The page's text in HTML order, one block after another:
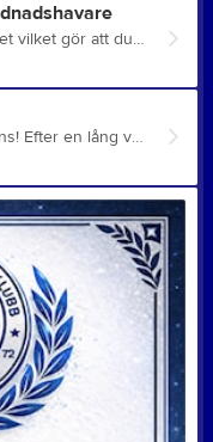
Vår förening är nu ansluten till Fritidskortet vilket gör att du som vårdnadshavare till barn mellan 7 och 16 år kan använda det för att betala avier från oss. Innan du gör det är det viktigt att du läst igenom dessa steg för att det ska fungera. 1 - För att kunna använda Fritidskortet behöver du fått en avi från oss. 2 - Logga sedan in i Fritidskortet och följ stegen för att ansöka om medel för ditt barn: https://fritidskortet.ehalsomyndigheten.se 3 - Sök där fram vår förening och klicka dig in på den. 4 - VIKTIGT! Ange avins bankgiro 133-5546 som konto. Viktigt att du dubbelkollar att du valt rätt. 5 - Som OCR-nummer anger du det OCR-nummer som står på den avi du fått (klicka "Betala till bankgiro" på din avi för att se avins OCR-nummer). 6 - Välj hur mycket av ditt barns Fritidskort du vill använda. 7 - Fortsätt och signera sedan. 8 - Om ytterligare belopp ska betalas på avin behöver du först räkna ut vad som återstår och sedan göra en ytterligare betalning på det kvarvarande beloppet till samma bankgiro (133-5546) och ange avins OCR-nummer. Detta görs från din bank. Du kan också välja att vänta ett par dagar för att Fritidskortsbetalningen ska inkomma och avin då uppdateras med det kvarvarande beloppet, om du inte vill räkna själv. 9 - När hela avins belopp inkommit så kommer den markeras som betald hos oss i föreningen.
Hej alla BBK medlemmar, föräldrar och fans! Efter en lång vinter har snön äntligen smält bort på Furulundsplanen och vi ser fram emot en rolig och utvecklande fotbollssäsong i BBK! Ny styrelse vald vid årsmötet Vid årsmötet den 28 februari valdes en ny styrelse för verksamhetsåret. Vi vill rikta ett särskilt och varmt tack till de avgående styrelsemedlemmarna Jonathan Lundin och Mats Palmqvist för deras stora engagemang och insatser i föreningen under många år. Deras arbete har varit mycket betydelsefullt för BBK och föreningens utveckling. Samtidigt hälsar vi den nya styrelsen varmt välkommen och ser fram emot ett fortsatt utvecklingsarbete för BBK. Den nya styrelsen består av: Ordförande: Mattias Törnkvist Vice ordförande: Annika Pasciak Kassör: Christer Grahn Sekreterare: Tomas Törneberg Ledamöter: Gert Hedlund, Nicklas Klein Hagström och Emma Jerkfelt Medlemsavgifter 2026 På årsmötet beslutades också om medlemsavgifter för året. Medlems- och träningsavgifterna är en viktig del av föreningens ekonomi och gör det möjligt för oss att bedriva verksamhet för våra barn och ungdomar. Medlemsavgifterna kommer som vanligt att faktureras digitalt via Laget.se. Vi ber alla medlemmar att hålla utkik efter fakturan och återkoppla till era ledare / styrelsen om det uppstår frågor. BBK anslutet till Fritidskortet Vi är glada att meddela att föreningen nu är ansluten till Fritidskortet. Det innebär att familjer som har tillgång till stödet kan använda det för att betala delar av barnens fritidsaktiviteter i vår förening. Mer information kommer att finnas på vår hemsida och via lagens ledare. Värdförening under Gothia Cup I sommar kommer BBK återigen att vara värdförening under Gothia Cup vecka 29. Det är ett fantastiskt tillfälle för vår förening att bidra till världens största ungdomsturnering och samtidigt skapa en gemenskap i klubben och lära känna varandra över laggränserna. Som värdförening kommer vi att behöva hjälp från många medlemmar och föräldrar under veckan, exempelvis som match/planvärdar och i klubbens café. Mer information om detta kommer längre fram, men vi hoppas redan nu att många vill vara med och bidra och att man kan ha detta i åtanke vid semesterplaneringen. Engagera dig i föreningen BBK är en ideell förening där verksamheten bygger på engagemang från spelare, ledare och föräldrar. Har du tankar, idéer eller förslag kring föreningens verksamhet är du alltid varmt välkommen att kontakta styrelsen. Valberedningens ordförande Johan Ljungqvist vill också gärna komma i kontakt med både medlemmar och föräldrar som är intresserade av att engagera sig mer i föreningen exempelvis genom styrelsearbete eller genom att delta i olika arbetsgrupper, till exempel i samband med Gothia Cup eller andra föreningsaktiviteter. Tillsammans kan vi fortsätta utveckla BBK och skapa en trygg, rolig och utvecklande miljö för våra barn och ungdomar. Tack för att ni är en del av Björndammens BK! Med vänliga hälsningar Styrelsen Björndammens BK